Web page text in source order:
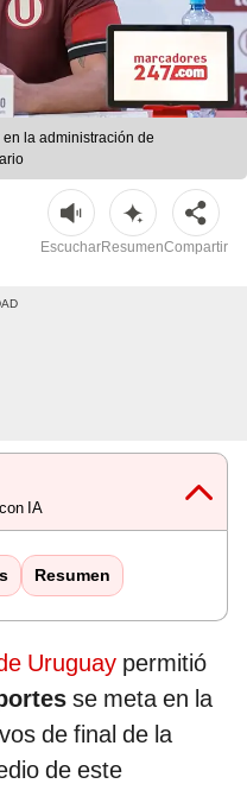
la administración de
EscucharResumenCompartir
IA
Resumen
Uruguay permitió
se meta en la
de final de la
de este